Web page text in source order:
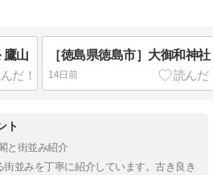
鷹山 ［徳島県徳島市］大御和神社
14日前
ト
と街並み紹介
並みを丁寧に紹介しています。古き良き